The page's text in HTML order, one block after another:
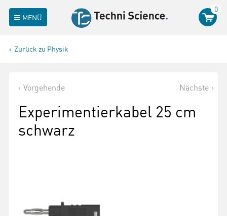
MENÜ
0
Zurück zu Physik
Vorgehende Nächste
Experimentierkabel 25 cm
schwarz